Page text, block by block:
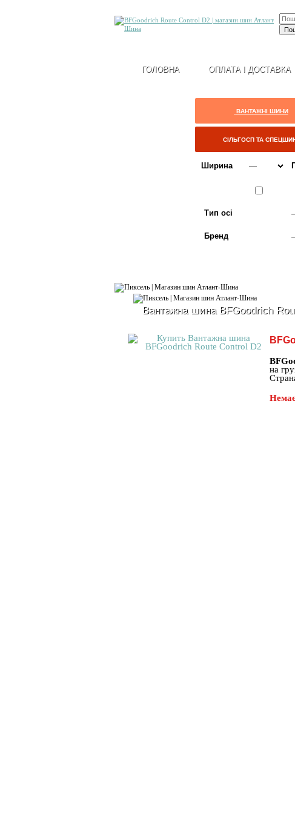
ГОЛОВНА ОПЛАТА І ДОСТАВКА
ВАНТАЖНІ ШИНИ
СІЛЬГОСП ТА
Ширина
Тип осі
Бренд
Вантажна шина BFGoodrich
на